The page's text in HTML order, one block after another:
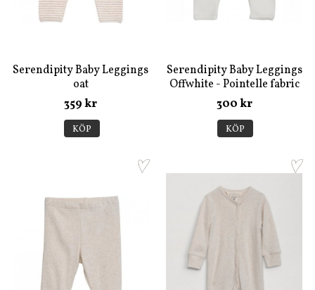
Serendipity Baby Leggings
oat
359 kr
KÖP
Serendipity Baby Leggings
Offwhite - Pointelle fabric
300 kr
KÖP